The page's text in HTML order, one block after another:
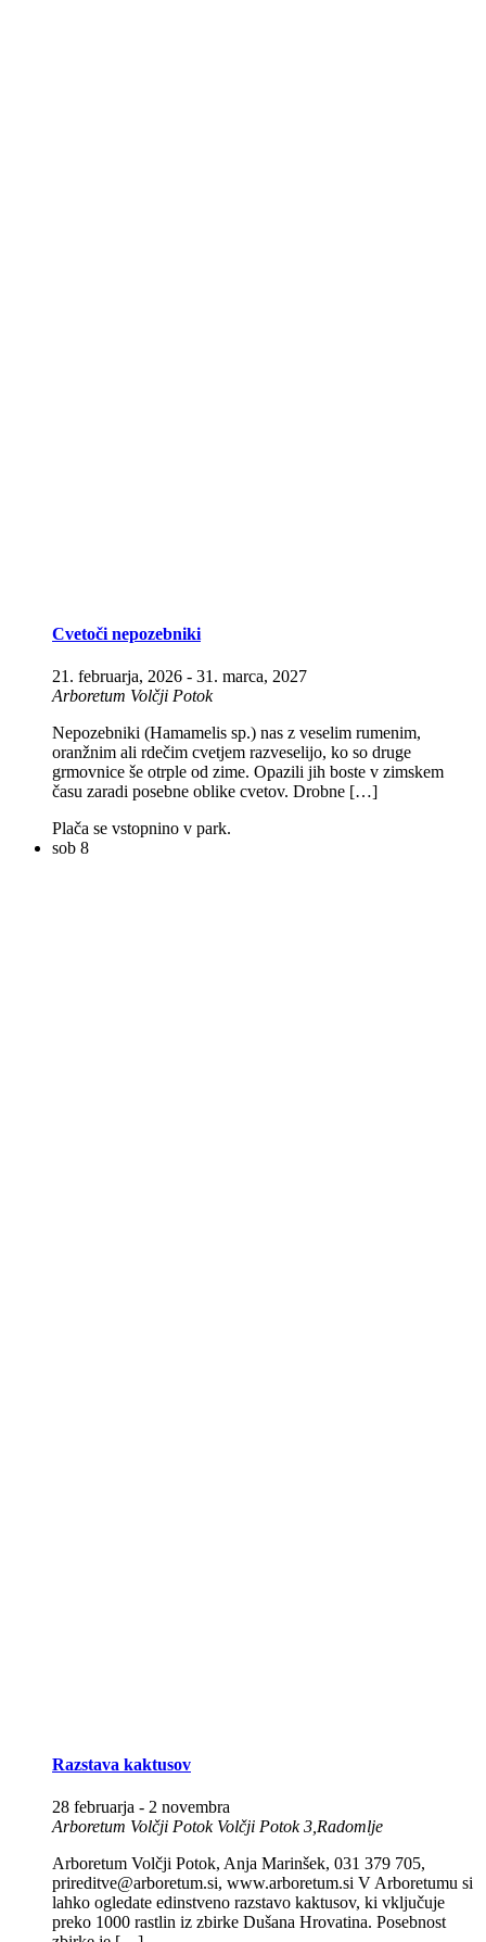
Cvetoči nepozebniki
21. februarja, 2026 - 31. marca, 2027
Arboretum Volčji Potok
Nepozebniki (Hamamelis sp.) nas z veselim rumenim,
oranžnim ali rdečim cvetjem razveselijo, ko so druge
grmovnice še otrple od zime. Opazili jih boste v zimskem
času zaradi posebne oblike cvetov. Drobne […]
Plača se vstopnino v park.
sob 8
Razstava kaktusov
28 februarja - 2 novembra
Arboretum Volčji Potok Volčji Potok 3,Radomlje
Arboretum Volčji Potok, Anja Marinšek, 031 379 705,
prireditve@arboretum.si, www.arboretum.si V Arboretumu si
lahko ogledate edinstveno razstavo kaktusov, ki vključuje
preko 1000 rastlin iz zbirke Dušana Hrovatina. Posebnost